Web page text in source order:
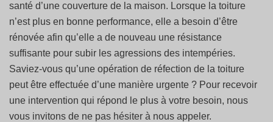
santé d’une couverture de la maison. Lorsque la toiture
n’est plus en bonne performance, elle a besoin d’être
rénovée afin qu’elle a de nouveau une résistance
suffisante pour subir les agressions des intempéries.
Saviez-vous qu’une opération de réfection de la toiture
peut être effectuée d’une manière urgente ? Pour recevoir
une intervention qui répond le plus à votre besoin, nous
vous invitons de ne pas hésiter à nous appeler.